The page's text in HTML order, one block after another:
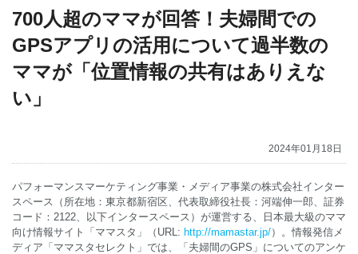
ニュース
IR情報
お問い合わせ
English
700人超のママが回答！夫婦間での
GPSアプリの活用について過半数の
ママが「位置情報の共有はありえな
い」
2024年01月18日
パフォーマンスマーケティング事業・メディア事業の株式会社インター
スペース（所在地：東京都新宿区、代表取締役社長：河端伸一郎、証券
コード：2122、以下インタースペース）が運営する、日本最大級のママ
向け情報サイト「ママスタ」（URL: http://mamastar.jp/）。情報発信メ
ディア「ママスタセレクト」では、「夫婦間のGPS」についてのアンケ